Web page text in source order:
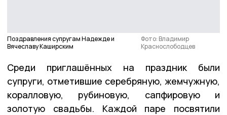
Поздравления супругам Надежде и
Вячеславу Каширским
Фото: Владимир
Краснослободцев
Среди приглашённых на праздник были
супруги, отметившие серебряную, жемчужную,
коралловую, рубиновую, сапфировую и
золотую свадьбы. Каждой паре посвятили